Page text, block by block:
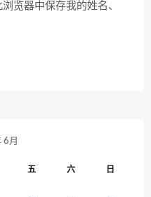
览器中保存我的姓名、
6月
五 六 日